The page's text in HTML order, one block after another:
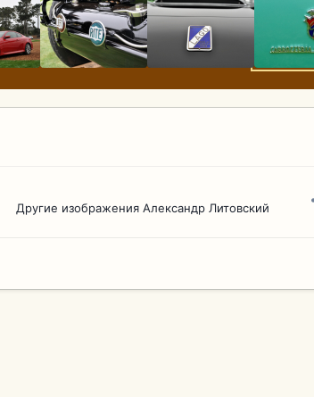
Другие изображения Александр Литовский